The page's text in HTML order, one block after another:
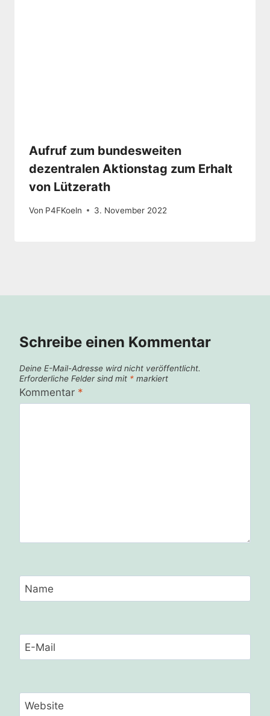
Aufruf zum bundesweiten
dezentralen Aktionstag zum Erhalt
von Lützerath
Von P4FKoeln 3. November 2022
Schreibe einen Kommentar
Deine E-Mail-Adresse wird nicht veröffentlicht.
Erforderliche Felder sind mit * markiert
Kommentar *
Name
E-Mail
Website